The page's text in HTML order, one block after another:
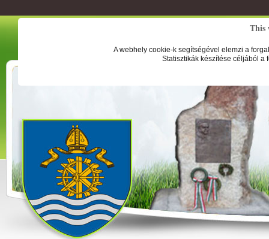
This
A webhely cookie-k segítségével elemzi a
Statisztikák készítése céljából a